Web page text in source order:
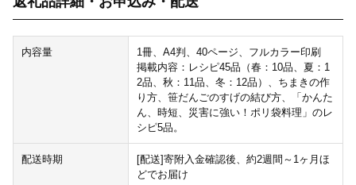
内容量
1冊、A4判、40ページ、フルカラー印刷
掲載内容：レシピ45品（春：10品、夏：1
2品、秋：11品、冬：12品）、ちまきの作
り方、笹だんごのすげの結び方、「かんた
ん、時短、災害に強い！ポリ袋料理」のレ
シピ5品。
配送時期
[配送]寄附入金確認後、約2週間～1ヶ月ほ
どでお届け